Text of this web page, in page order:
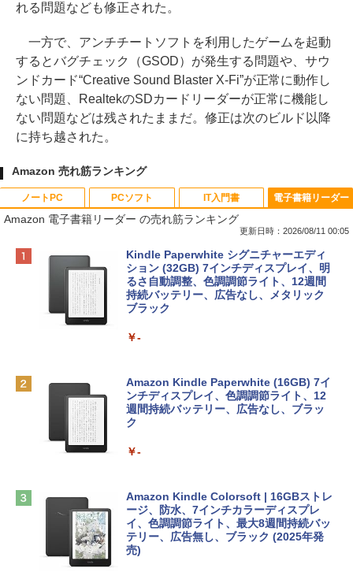
れる問題なども修正された。
一方で、アンチチートソフトを利用したゲームを起動
するとバグチェック（GSOD）が発生する問題や、サウ
ンドカード“Creative Sound Blaster X-Fi”が正常に動作し
ない問題、RealtekのSDカードリーダーが正常に機能し
ない問題などは残されたままだ。修正は次のビルド以降
に持ち越された。
Amazon 売れ筋ランキング
ノートPC
Apple 2026 MacBook Neo A18 Proチッ
プ搭載13インチノートブック：AIとAppl
e Intelligenceのために設計、Liquid Ret
inaディスプレイ、8GBユニファイドメモ
リ、512GB SSDストレージ、1080p Fac
tomtoc 360°保護 15.6 16インチ パソコ
ンケース Dell NEC Lavie ASUS HP dyna
book Lenovo対応
￥2,952
HP ノートパソコン 15-fd 15.6インチ 16
GBメモリ 512GB SSD インテル Core 5
￥140,131
PCソフト
Robloxギフトカード - 800 Robux 【限
定バーチャルアイテムを含む】 【オンラ
インゲームコード】 ロブロックス | オン
ラインコード版
定バーチャルアイテムを含む】 【オンラ
インゲームコード】 ロブロックス | オン
ラインコード版
定バーチャルアイテムを含む】 【オンラ
インゲームコード】 ロブロックス |オン
ラインコード版
￥1,600
IT入門書
生成AIパスポート公式テキスト 第４版
￥1,766
￥1,292
ClaudeCode いちばんやさしい 教科書:
にもKindle出版にも！ 非エンジニアのた
めのAIコーディング入門シリーズ
￥99
電子書籍リーダー
Amazon 電子書籍リーダー の売れ筋ランキング
更新日時：2026/08/11 00:05
Kindle Paperwhite シグニチャーエディ
ション (32GB) 7インチディスプレイ、明
るさ自動調整、色調調節ライト、12週間
持続バッテリー、広告なし、メタリック
ブラック
￥-
Amazon Kindle Paperwhite (16GB) 7イ
ンチディスプレイ、色調調節ライト、12
週間持続バッテリー、広告なし、ブラッ
ク
￥-
Amazon Kindle Colorsoft | 16GBストレ
ージ、防水、7インチカラーディスプレ
イ、色調調節ライト、最大8週間持続バッ
テリー、広告無し、ブラック (2025年発
売)